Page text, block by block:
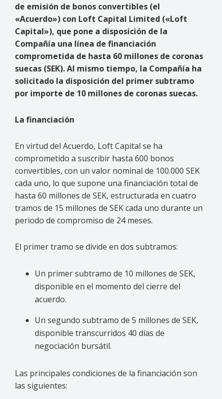
de emisión de bonos convertibles (el
«Acuerdo») con Loft Capital Limited («Loft
Capital»), que pone a disposición de la
Compañía una línea de financiación
comprometida de hasta 60 millones de coronas
suecas (SEK). Al mismo tiempo, la Compañía ha
solicitado la disposición del primer subtramo
por importe de 10 millones de coronas suecas.
La financiación
En virtud del Acuerdo, Loft Capital se ha
comprometido a suscribir hasta 600 bonos
convertibles, con un valor nominal de 100.000 SEK
cada uno, lo que supone una financiación total de
hasta 60 millones de SEK, estructurada en cuatro
tramos de 15 millones de SEK cada uno durante un
periodo de compromiso de 24 meses.
El primer tramo se divide en dos subtramos:
Un primer subtramo de 10 millones de SEK,
disponible en el momento del cierre del
acuerdo.
Un segundo subtramo de 5 millones de SEK,
disponible transcurridos 40 días de
negociación bursátil.
Las principales condiciones de la financiación son
las siguientes: